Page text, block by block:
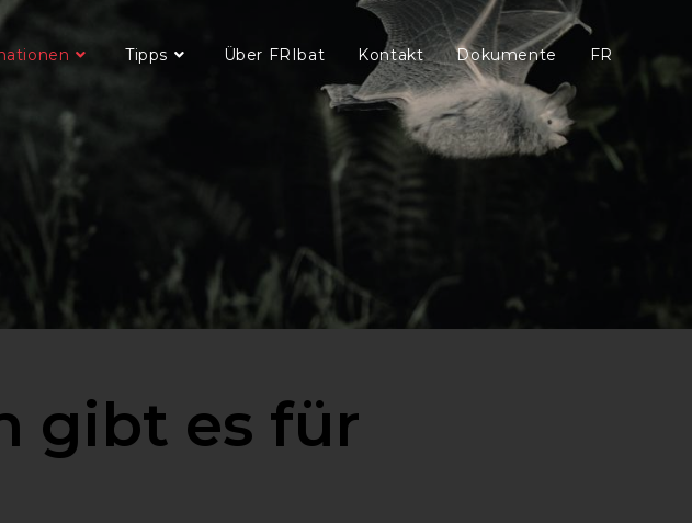
Tipps Über FRIbat Kontakt Dokumente FR
gibt es für